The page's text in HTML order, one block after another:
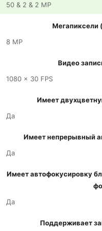
50 & 2 & 2 MP
Мегапиксели
8 MP
Видео
1080 x 30 FPS
Имеет
Да
Имеет непрерывный
Да
Имеет автофокусировку
Да
Поддерживает